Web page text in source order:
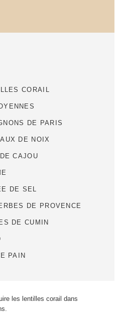
CORAIL
DE PARIS
DE NOIX
CAJOU
DE SEL
DE PROVENCE
DE CUMIN
PAIN
les lentilles corail dans